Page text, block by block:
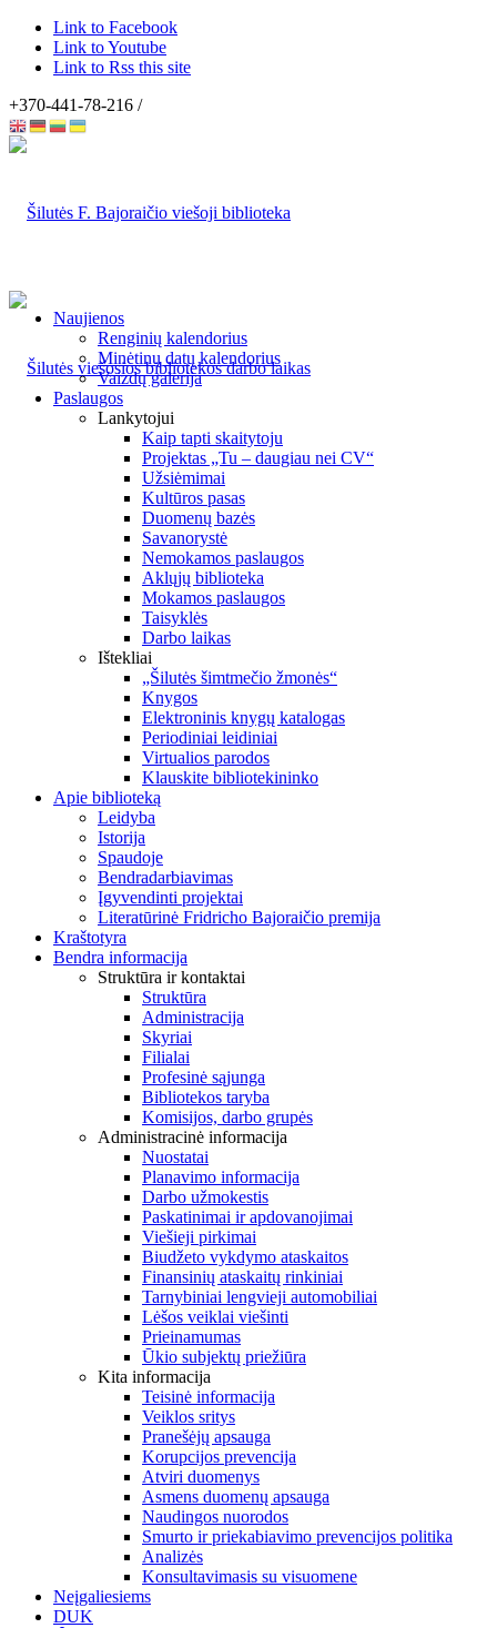
Link to Facebook
Link to Youtube
Link to Rss this site
+370-441-78-216 /
Naujienos
Renginių kalendorius
Minėtinų datų kalendorius
Vaizdų galerija
Paslaugos
Lankytojui
Kaip tapti skaitytoju
Projektas „Tu – daugiau nei CV“
Užsiėmimai
Kultūros pasas
Duomenų bazės
Savanorystė
Nemokamos paslaugos
Aklųjų biblioteka
Mokamos paslaugos
Taisyklės
Darbo laikas
Ištekliai
„Šilutės šimtmečio žmonės“
Knygos
Elektroninis knygų katalogas
Periodiniai leidiniai
Virtualios parodos
Klauskite bibliotekininko
Apie biblioteką
Leidyba
Istorija
Spaudoje
Bendradarbiavimas
Įgyvendinti projektai
Literatūrinė Fridricho Bajoraičio premija
Kraštotyra
Bendra informacija
Struktūra ir kontaktai
Struktūra
Administracija
Skyriai
Filialai
Profesinė sąjunga
Bibliotekos taryba
Komisijos, darbo grupės
Administracinė informacija
Nuostatai
Planavimo informacija
Darbo užmokestis
Paskatinimai ir apdovanojimai
Viešieji pirkimai
Biudžeto vykdymo ataskaitos
Finansinių ataskaitų rinkiniai
Tarnybiniai lengvieji automobiliai
Lėšos veiklai viešinti
Prieinamumas
Ūkio subjektų priežiūra
Kita informacija
Teisinė informacija
Veiklos sritys
Pranešėjų apsauga
Korupcijos prevencija
Atviri duomenys
Asmens duomenų apsauga
Naudingos nuorodos
Smurto ir priekabiavimo prevencijos politika
Analizės
Konsultavimasis su visuomene
Neįgaliesiems
DUK